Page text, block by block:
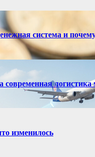
система и
современная
изменилось